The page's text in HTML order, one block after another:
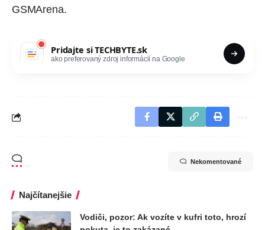
GSMArena.
Pridajte siTECHBYTE.sk
ako preferovaný zdroj informácií na Google
Nekomentované
Najčítanejšie
Vodiči, pozor: Ak vozíte v kufri toto, hrozí